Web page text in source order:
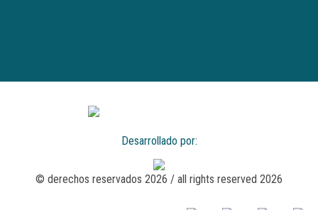
Desarrollado por:
© derechos reservados 2026 / all rights reserved 2026